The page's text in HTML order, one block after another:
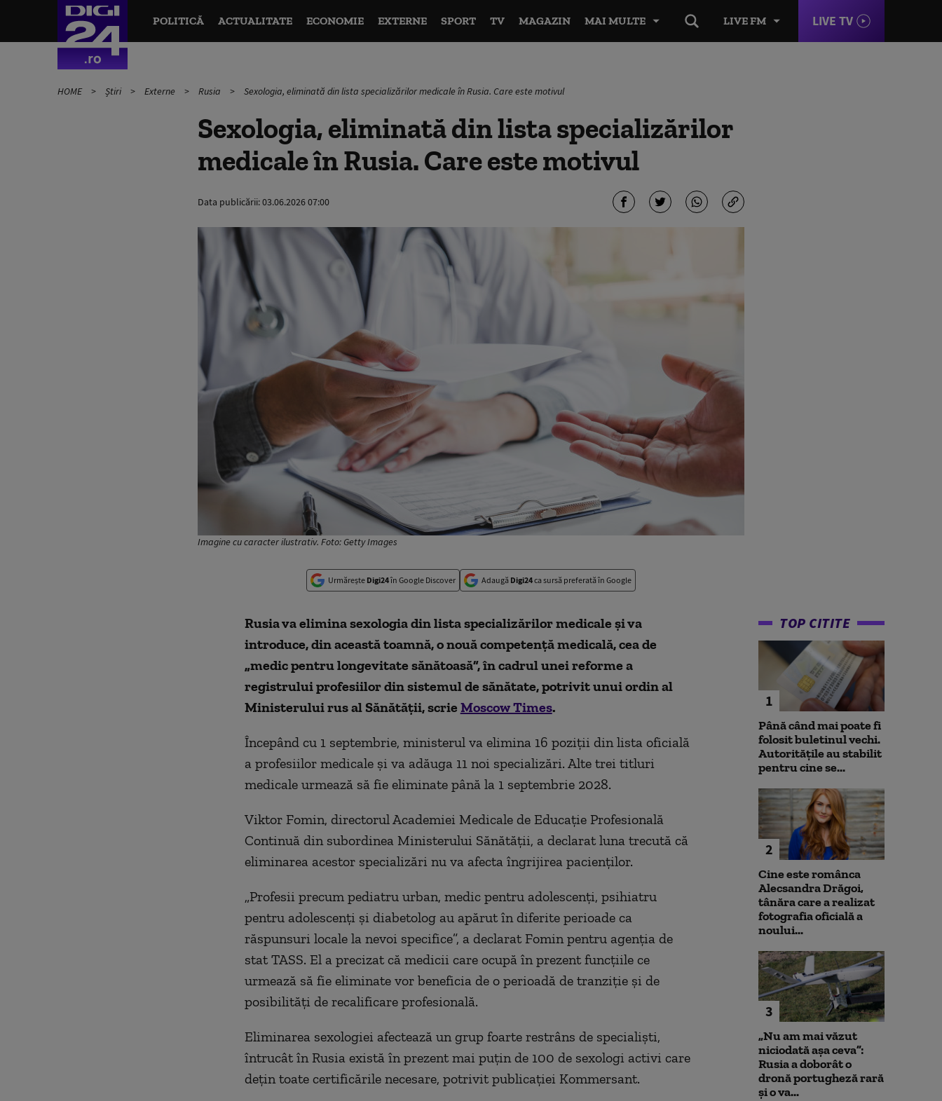
LIVE FM LIVE TV
POLITICĂ ACTUALITATE ECONOMIE EXTERNE SPORT TV MAGAZIN MAI MULTE
HOME Știri Externe Rusia Sexologia, eliminată din lista specializărilor medicale în Rusia. Care este motivul
Sexologia, eliminată din lista specializărilor
medicale în Rusia. Care este motivul
Data publicării:03.06.2026 07:00
Imagine cu caracter ilustrativ. Foto: Getty Images
Urmărește Digi24în Google Discover Adaugă Digi24ca sursă preferată în Google
Rusia va elimina sexologia din lista specializărilor medicale şi va
introduce, din această toamnă, o nouă competenţă medicală, cea de
„medic pentru longevitate sănătoasă”, în cadrul unei reforme a
registrului profesiilor din sistemul de sănătate, potrivit unui ordin al
Ministerului rus al Sănătăţii, scrie Moscow Times.
Începând cu 1 septembrie, ministerul va elimina 16 poziţii din lista oficială
a profesiilor medicale şi va adăuga 11 noi specializări. Alte trei titluri
medicale urmează să fie eliminate până la 1 septembrie 2028.
Viktor Fomin, directorul Academiei Medicale de Educaţie Profesională
Continuă din subordinea Ministerului Sănătăţii, a declarat luna trecută că
eliminarea acestor specializări nu va afecta îngrijirea pacienţilor.
„Profesii precum pediatru urban, medic pentru adolescenţi, psihiatru
pentru adolescenţi şi diabetolog au apărut în diferite perioade ca
răspunsuri locale la nevoi specifice”, a declarat Fomin pentru agenţia de
stat TASS. El a precizat că medicii care ocupă în prezent funcţiile ce
urmează să fie eliminate vor beneficia de o perioadă de tranziţie şi de
posibilităţi de recalificare profesională.
Eliminarea sexologiei afectează un grup foarte restrâns de specialişti,
întrucât în Rusia există în prezent mai puţin de 100 de sexologi activi care
deţin toate certificările necesare, potrivit publicaţiei Kommersant.
TOP CITITE
1
Până când mai poate fi
folosit buletinul vechi.
Autoritățile au stabilit
pentru cine se...
2
Cine este românca
Alecsandra Drăgoi,
tânăra care a realizat
fotografia oficială a
noului...
3
„Nu am mai văzut
niciodată așa ceva”:
Rusia a doborât o
dronă portugheză rară
și o va...